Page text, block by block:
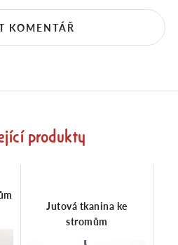
KOMENTÁŘ
produkty
Jutová tkanina ke
stromům